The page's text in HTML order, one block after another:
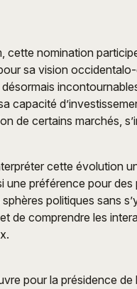
cette nomination
sa vision
capacité
de certains marchés,
cette évolution
une préférence pour
politiques sans
de comprendre les
pour la présidence